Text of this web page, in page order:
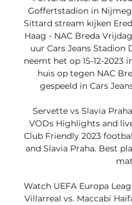
Goffertstadion in
Sittard stream kijken
Haag - NAC Breda
uur Cars Jeans Stadion
neemt het op 15-12-2023
huis op tegen NAC
gespeeld in Cars
Servette vs Slavia
VODs Highlights and
Club Friendly 2023
and Slavia Praha. Best
Watch UEFA Europa
Villarreal vs. Maccabi